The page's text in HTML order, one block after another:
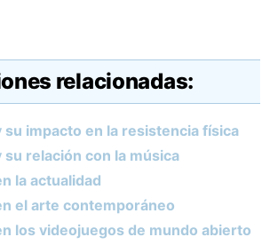
relacionadas:
su impacto en la resistencia física
su relación con la música
la actualidad
el arte contemporáneo
los videojuegos de mundo abierto